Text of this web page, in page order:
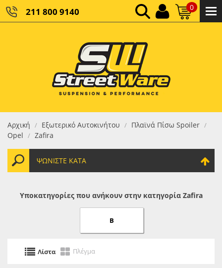
211 800 9140 0
ΚΑΘΑΡΌ ΣΎΝΟΛΟ:
ΤΕΛΙΚΌ ΣΎΝΟΛΟ:0,00 €
Αρχική / Εξωτερικό Αυτοκινήτου / Πλαϊνά Πίσω Spoiler /
Opel / Zafira
ΨΩΝΊΣΤΕ ΚΑΤΆ
Υποκατηγορίες που ανήκουν στην κατηγορία Zafira
B
Λίστα Πλέγμα